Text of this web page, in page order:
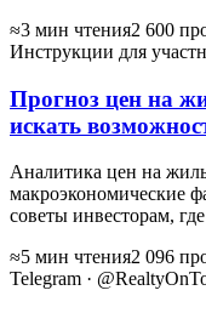
≈3 мин чтения2 600
Инструкции для
Прогноз цен на
искать
Аналитика цен на
макроэкономические
советы инвесторам,
≈5 мин чтения2 096
Telegram ·